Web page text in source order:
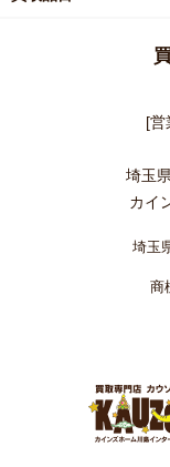
[営
埼玉
カイ
埼玉
商